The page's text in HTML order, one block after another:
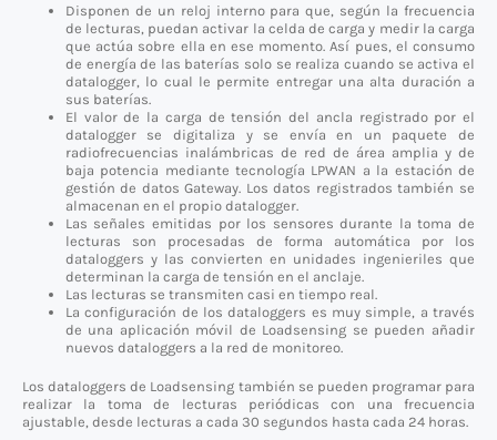
Disponen de un reloj interno para que, según la frecuencia
de lecturas, puedan activar la celda de carga y medir la carga
que actúa sobre ella en ese momento. Así pues, el consumo
de energía de las baterías solo se realiza cuando se activa el
datalogger, lo cual le permite entregar una alta duración a
sus baterías.
El valor de la carga de tensión del ancla registrado por el
datalogger se digitaliza y se envía en un paquete de
radiofrecuencias inalámbricas de red de área amplia y de
baja potencia mediante tecnología LPWAN a la estación de
gestión de datos Gateway. Los datos registrados también se
almacenan en el propio datalogger.
Las señales emitidas por los sensores durante la toma de
lecturas son procesadas de forma automática por los
dataloggers y las convierten en unidades ingenieriles que
determinan la carga de tensión en el anclaje.
Las lecturas se transmiten casi en tiempo real.
La configuración de los dataloggers es muy simple, a través
de una aplicación móvil de Loadsensing se pueden añadir
nuevos dataloggers a la red de monitoreo.
Los dataloggers de Loadsensing también se pueden programar para
realizar la toma de lecturas periódicas con una frecuencia
ajustable, desde lecturas a cada 30 segundos hasta cada 24 horas.